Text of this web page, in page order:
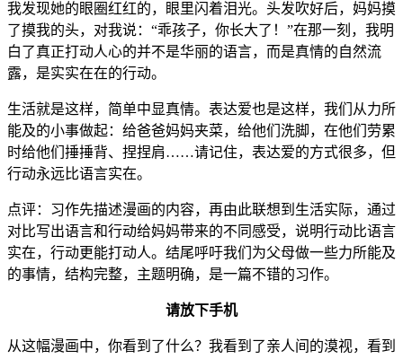
我发现她的眼圈红红的，眼里闪着泪光。头发吹好后，妈妈摸
了摸我的头，对我说：“乖孩子，你长大了！”在那一刻，我明
白了真正打动人心的并不是华丽的语言，而是真情的自然流
露，是实实在在的行动。
生活就是这样，简单中显真情。表达爱也是这样，我们从力所
能及的小事做起：给爸爸妈妈夹菜，给他们洗脚，在他们劳累
时给他们捶捶背、捏捏肩……请记住，表达爱的方式很多，但
行动永远比语言实在。
点评：习作先描述漫画的内容，再由此联想到生活实际，通过
对比写出语言和行动给妈妈带来的不同感受，说明行动比语言
实在，行动更能打动人。结尾呼吁我们为父母做一些力所能及
的事情，结构完整，主题明确，是一篇不错的习作。
请放下手机
从这幅漫画中，你看到了什么？我看到了亲人间的漠视，看到